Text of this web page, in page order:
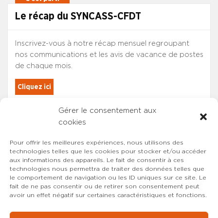
Gérer le consentement aux
cookies
Pour offrir les meilleures expériences, nous utilisons des
technologies telles que les cookies pour stocker et/ou accéder
aux informations des appareils. Le fait de consentir à ces
technologies nous permettra de traiter des données telles que
le comportement de navigation ou les ID uniques sur ce site. Le
fait de ne pas consentir ou de retirer son consentement peut
avoir un effet négatif sur certaines caractéristiques et fonctions.
dans les conditions d’emploi qui sont les leurs. Ils
conservent, à titre individuel, le bénéfice des
modifié : 1° Après le mot : « surveillance », la fin du
premier alinéa est ainsi rédigée : « et d’un directeur
nommés par le président du conseil départemental. »
; 2° À la fin du second alinéa, les mots : «, après avis
du président du conseil d’administration, par
les mots : « par le président du conseil départemental
ce qui a pu être communiqué par une organisation
syndicale début février, ces dispositions ne
s’appliquent qu’aux chefs des établissements
relevant des services départementaux de l’aide
sociale à l’enfance et les maisons d’enfants à
caractère social. Les directeurs adjoints ne sont
Le récap du SYNCASS-CFDT
Inscrivez-vous à notre récap mensuel regroupant
nos communications et les avis de vacance de postes
de chaque mois.
Cliquez ici
Les adhérents du SYNCASS-CFDT
sont automatiquement inscrits.